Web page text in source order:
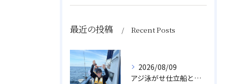
最近の投稿 Recent Posts
2026/08/09
アジ泳がせ仕立船とスルメイカ船